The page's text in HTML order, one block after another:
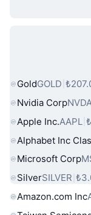
Popüler
GoldGOLD
Nvidia Corp
Apple Inc.AAPL
Alphabet Inc
Microsoft Corp
SilverSILVER
Amazon.com Inc